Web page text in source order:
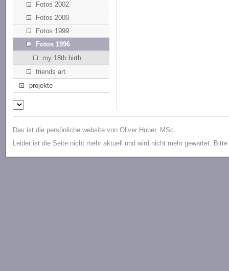
Fotos 2002
Fotos 2000
Fotos 1999
Fotos 1996
my 18th birth
friends art
projekte
Das ist die persönliche website von Oliver Huber, MSc.
Leider ist die Seite nicht mehr aktuell und wird nicht mehr gewartet.